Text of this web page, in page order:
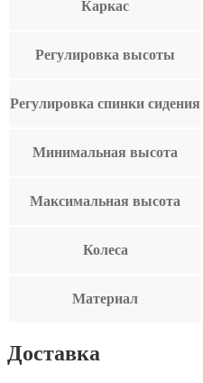
Каркас
Регулировка высоты
Регулировка спинки сидения
Минимальная высота
Максимальная высота
Колеса
Материал
Доставка